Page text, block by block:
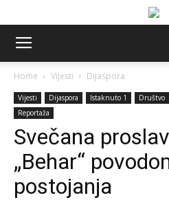
Home Vijesti Dijaspora
Vijesti Dijaspora Istaknuto 1 Društvo
Reportaža
Svečana
„Behar“
postojanja